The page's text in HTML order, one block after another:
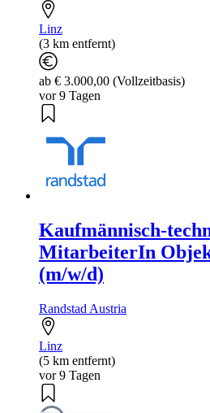
Linz
(3 km entfernt)
ab € 3.000,00 (Vollzeitbasis)
vor 9 Tagen
Kaufmännisch-
MitarbeiterIn
(m/w/d)
Randstad Austria
Linz
(5 km entfernt)
vor 9 Tagen